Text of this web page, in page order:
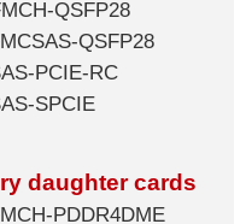
QSFP28
QSFP28
PCIE-RC
SPCIE
daughter cards
PDDR4DME